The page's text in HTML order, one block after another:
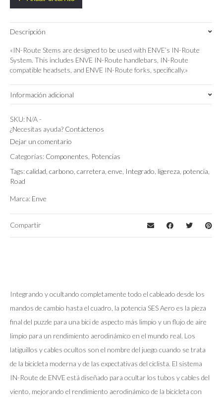
Aero
(Melee,Mog,Fray)
quantity
Descripción
«IN-Route Stems are designed to be used with ENVE’s IN-Route
System. This includes ENVE IN-Route handlebars, IN-Route
compatible headsets, and ENVE IN-Route forks, specifically.»
Información adicional
Longitud de Potencia
SKU: N/A-
¿Necesitas ayuda? Contáctenos
Dejar un comentario
Categorías: Componentes, Potencias
Tags:calidad, carbono, carretera, enve, Integrado, ligereza, potencia,
Road
Marca: Enve
Compartir
Integrando y ocultando completamente todo el cableado desde los
mandos de cambio hasta el cuadro, la potencia SES Aero es la pieza
final del puzzle para una bici de aspecto más limpio y un flujo de aire
limpio para un rendimiento aerodinámico en el mundo real. Los
latiguillos y cables ocultos son el nombre del juego cuando se trata
de la bicicleta moderna y de las expectativas del ciclista. El sistema
IN-Route de ENVE está diseñado para ocultar los tubos y cables del
viento, mejorando el rendimiento aerodinámico de la bicicleta con